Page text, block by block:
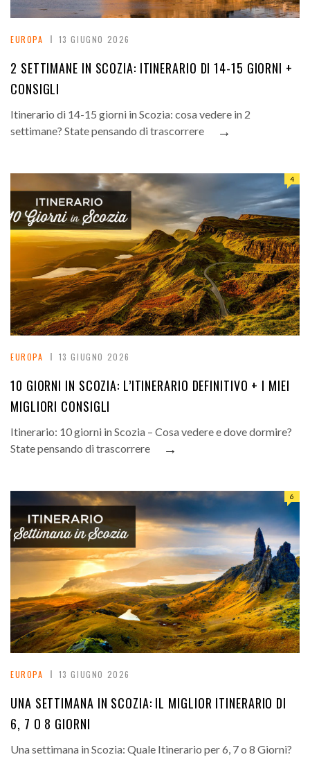
EUROPA 13 GIUGNO 2026
2 SETTIMANE IN SCOZIA: ITINERARIO DI 14-15 GIORNI +
CONSIGLI
Itinerario di 14-15 giorni in Scozia: cosa vedere in 2
settimane? State pensando di trascorrere
→
EUROPA 13 GIUGNO 2026
4
10 GIORNI IN SCOZIA: L’ITINERARIO DEFINITIVO + I MIEI
MIGLIORI CONSIGLI
Itinerario: 10 giorni in Scozia – Cosa vedere e dove dormire?
State pensando di trascorrere
→
EUROPA 13 GIUGNO 2026
6
UNA SETTIMANA IN SCOZIA: IL MIGLIOR ITINERARIO DI
6, 7 O 8 GIORNI
Una settimana in Scozia: Quale Itinerario per 6, 7 o 8 Giorni?